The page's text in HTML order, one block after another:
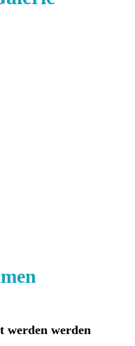
werden werden